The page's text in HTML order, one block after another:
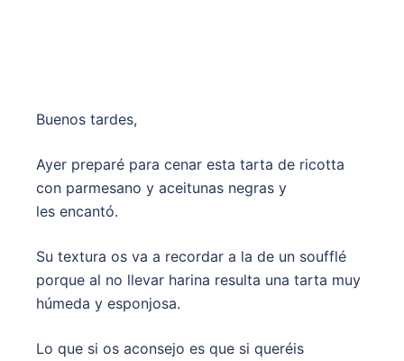
Buenos tardes,
Ayer preparé para cenar esta tarta de ricotta
con parmesano y aceitunas negras y
les encantó.
Su textura os va a recordar a la de un soufflé
porque al no llevar harina resulta una tarta muy
húmeda y esponjosa.
Lo que si os aconsejo es que si queréis